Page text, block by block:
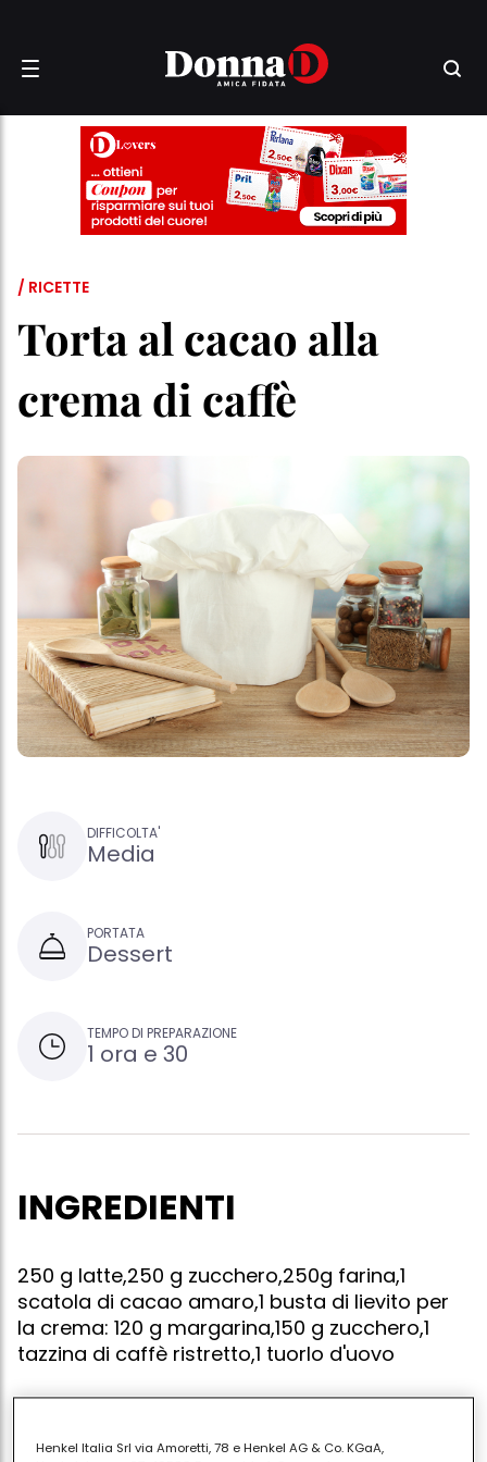
/ RICETTE
Torta al cacao alla
crema di caffè
DIFFICOLTA'
Media
PORTATA
Dessert
TEMPO DI PREPARAZIONE
1 ora e 30
INGREDIENTI
250 g latte,250 g zucchero,250g farina,1
scatola di cacao amaro,1 busta di lievito per
la crema: 120 g margarina,150 g zucchero,1
tazzina di caffè ristretto,1 tuorlo d'uovo
Preparate l'impasto per la torta: mescolate il latte,lo
Henkel Italia Srl via Amoretti, 78 e Henkel AG & Co. KGaA,